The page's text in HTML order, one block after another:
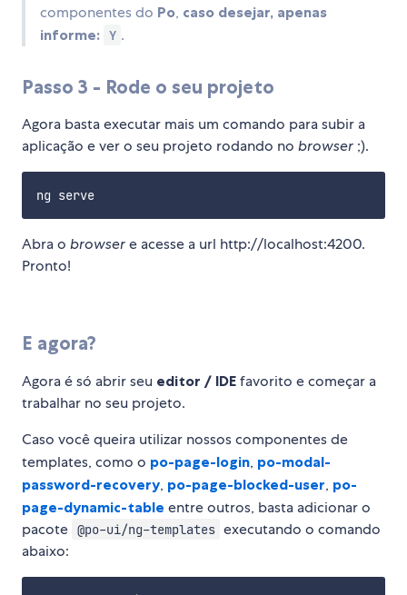
componentes do Po, caso desejar, apenas
informe: Y .
Passo 3 - Rode o seu projeto
Agora basta executar mais um comando para subir a
aplicação e ver o seu projeto rodando no browser ;).
Abra o browsere acesse a url http://localhost:4200.
Pronto!
E agora?
Agora é só abrir seu editor / IDE favorito e começar a
trabalhar no seu projeto.
Caso você queira utilizar nossos componentes de
templates, como o po-page-login, po-modal-
password-recovery, po-page-blocked-user, po-
page-dynamic-table entre outros, basta adicionar o
pacote @po-ui/ng-templates executando o comando
abaixo: